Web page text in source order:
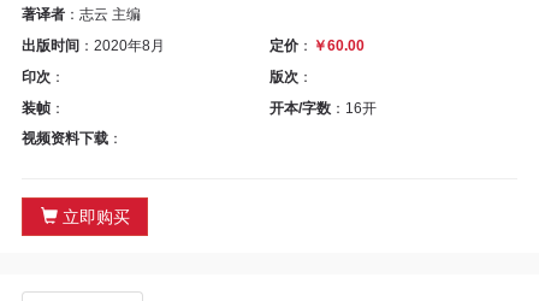
著译者 ：志云 主编
出版时间 ：2020年8月 定价： ￥60.00
印次 ： 版次：
装帧 ： 开本/字数：16开
视频资料下载 ：
立即购买